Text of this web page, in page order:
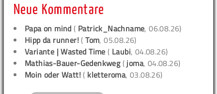
Neue Kommentare
Papa on mind ( Patrick_Nachname, 06.08.26)
Hipp da runner! (Tom, 05.08.26)
Variante | Wasted Time ( Laubi, 04.08.26)
Mathias-Bauer-Gedenkweg( joma, 04.08.26)
Moin oder Watt! ( kletteroma, 03.08.26)